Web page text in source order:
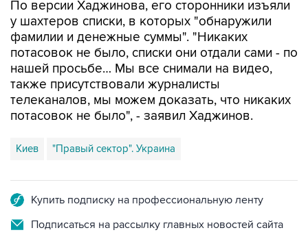
фамилии и денежные суммы". "Никаких
потасовок не было, списки они отдали сами - по
нашей просьбе… Мы все снимали на видео,
также присутствовали журналисты
телеканалов, мы можем доказать, что никаких
потасовок не было", - заявил Хаджинов.
Киев "Правый сектор". Украина
Подписаться на рассылку главных новостей сайта
Получать оперативные новости в официальном